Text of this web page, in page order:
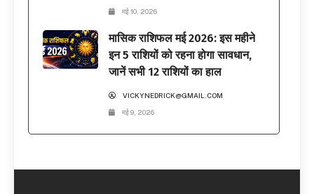
मई 10, 2026
मासिक राशिफल मई 2026: इस महीने
इन 5 राशियों को रहना होगा सावधान,
जानें सभी 12 राशियों का हाल
VICKYNEDRICK@GMAIL.COM
मई 9, 2026